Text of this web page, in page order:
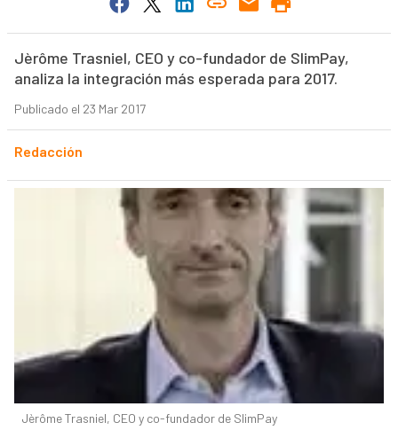
Jèrôme Trasniel, CEO y co-fundador de SlimPay,
analiza la integración más esperada para 2017.
Publicado el 23 Mar 2017
Redacción
Jèrôme Trasniel, CEO y co-fundador de SlimPay